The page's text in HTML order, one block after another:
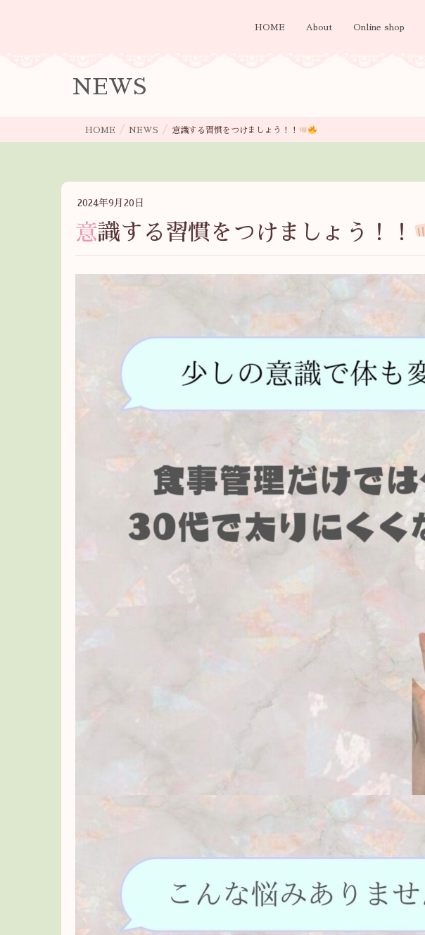
HOME About Online shop
NEWS
HOME NEWS 意識する習慣をつけましょう！！
2024年9月20日
意識する習慣をつけましょう！！